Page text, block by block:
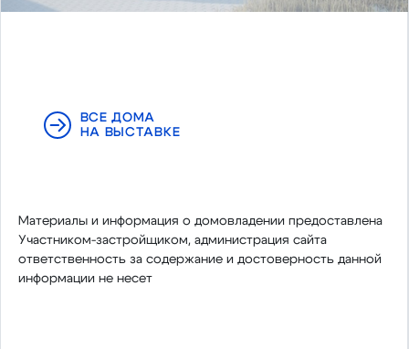
ВСЕ ДОМА
НА ВЫСТАВКЕ
Материалы и информация о домовладении предоставлена
Участником-застройщиком, администрация сайта
ответственность за содержание и достоверность данной
информации не несет